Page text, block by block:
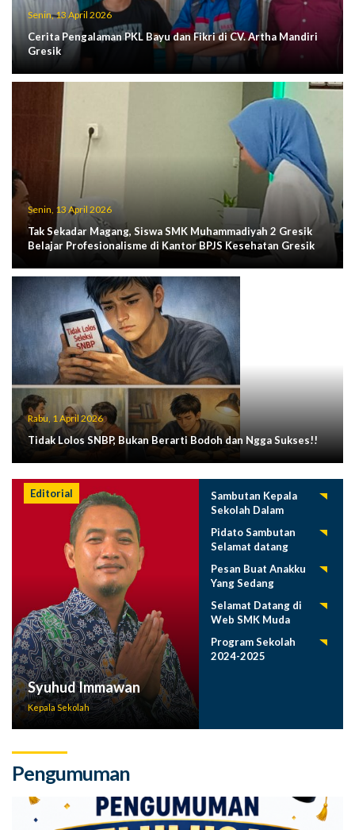
Senin, 13 April 2026
Cerita Pengalaman PKL Bayu dan Fikri di CV. Artha Mandiri
Gresik
Senin, 13 April 2026
Tak Sekadar Magang, Siswa SMK Muhammadiyah 2 Gresik
Belajar Profesionalisme di Kantor BPJS Kesehatan Gresik
Rabu, 1 April 2026
Tidak Lolos SNBP, Bukan Berarti Bodoh dan Ngga Sukses!!
Editorial
Syuhud Immawan
Kepala Sekolah
Sambutan Kepala
Sekolah Dalam
Pelepasan Siswa
Tahun 2025
Pidato Sambutan
Selamat datang
Muda 2025-2026
Pesan Buat Anakku
Yang Sedang
Selamat Datang di
Web SMK Muda
Program Sekolah
2024-2025
Pengumuman